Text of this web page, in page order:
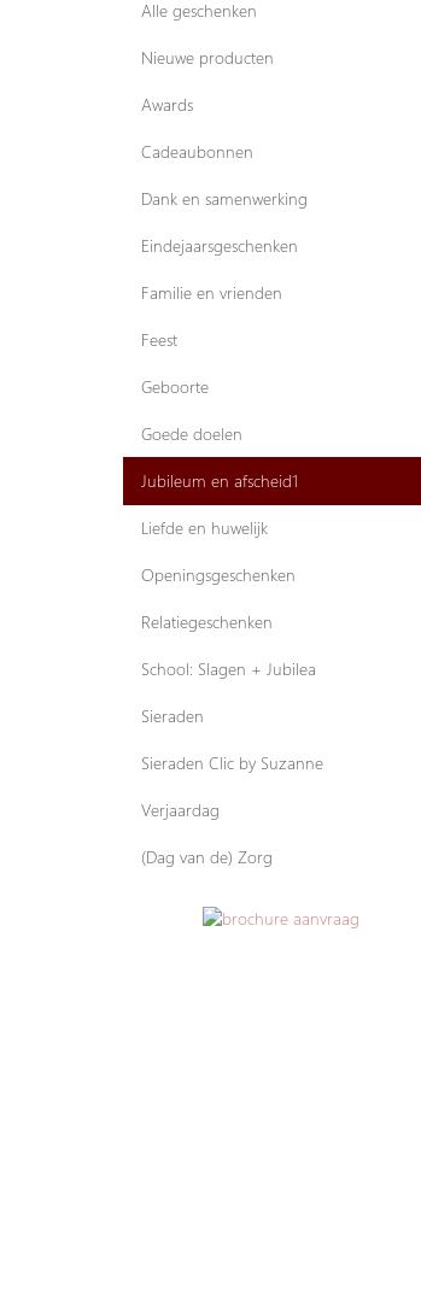
Alle geschenken
Nieuwe producten
Awards
Cadeaubonnen
Dank en samenwerking
Eindejaarsgeschenken
Familie en vrienden
Feest
Geboorte
Goede doelen
Jubileum en afscheid1
Liefde en huwelijk
Openingsgeschenken
Relatiegeschenken
School: Slagen + Jubilea
Sieraden
Sieraden Clic by Suzanne
Verjaardag
(Dag van de) Zorg